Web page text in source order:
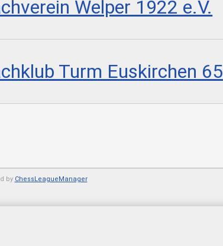
Welper 1922 e.V.
Turm Euskirchen 65
by ChessLeagueManager